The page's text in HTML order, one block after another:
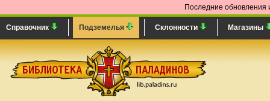
Последние обновления
Справочник Подземелья Склонности Магазины